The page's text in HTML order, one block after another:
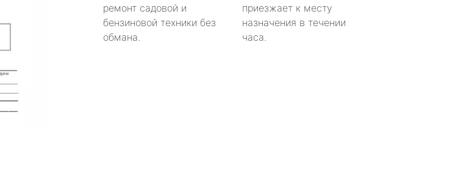
ремонт садовой и
бензиновой техники без
обмана.
приезжает к месту
назначения в течении
часа.